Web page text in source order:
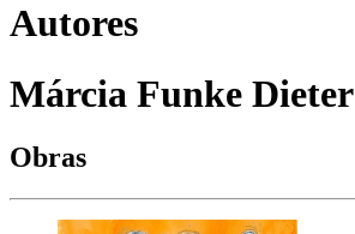
Autores
Márcia Funke Dieter
Obras